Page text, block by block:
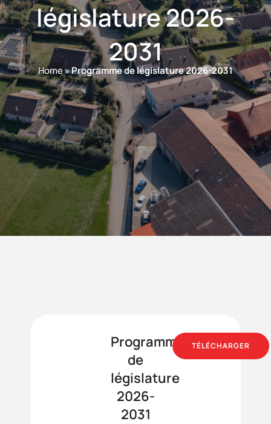
législature 2026-
2031
Home»Programme de législature 2026-2031
Programme
de
législature
2026-
2031
TÉLÉCHARGER